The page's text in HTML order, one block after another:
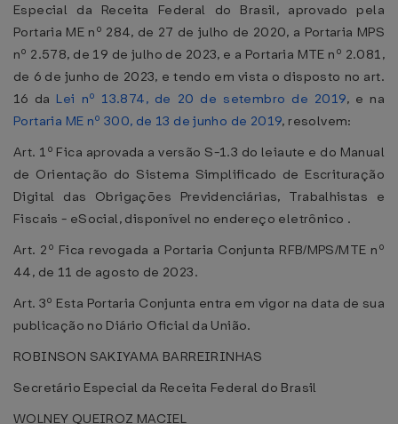
Especial da Receita Federal do Brasil, aprovado pela
Portaria ME nº 284, de 27 de julho de 2020, a Portaria MPS
nº 2.578, de 19 de julho de 2023, e a Portaria MTE nº 2.081,
de 6 de junho de 2023, e tendo em vista o disposto no art.
16 da Lei nº 13.874, de 20 de setembro de 2019, e na
Portaria ME nº 300, de 13 de junho de 2019, resolvem:
Art. 1º Fica aprovada a versão S-1.3 do leiaute e do Manual
de Orientação do Sistema Simplificado de Escrituração
Digital das Obrigações Previdenciárias, Trabalhistas e
Fiscais - eSocial, disponível no endereço eletrônico .
Art. 2º Fica revogada a Portaria Conjunta RFB/MPS/MTE nº
44, de 11 de agosto de 2023.
Art. 3º Esta Portaria Conjunta entra em vigor na data de sua
publicação no Diário Oficial da União.
ROBINSON SAKIYAMA BARREIRINHAS
Secretário Especial da Receita Federal do Brasil
WOLNEY QUEIROZ MACIEL